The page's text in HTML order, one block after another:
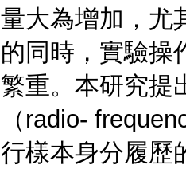
量大為增加，尤
的同時，實驗操
繁重。本研究提
（radio-
行樣本身分履歷